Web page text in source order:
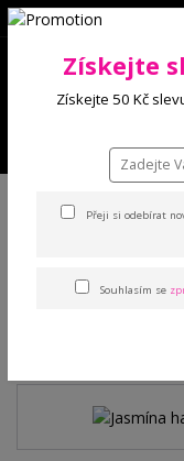
plnoštíhlé
Jasmína
Získejte
Získejte 50 Kč
Přeji si odebírat
Souhlasím se